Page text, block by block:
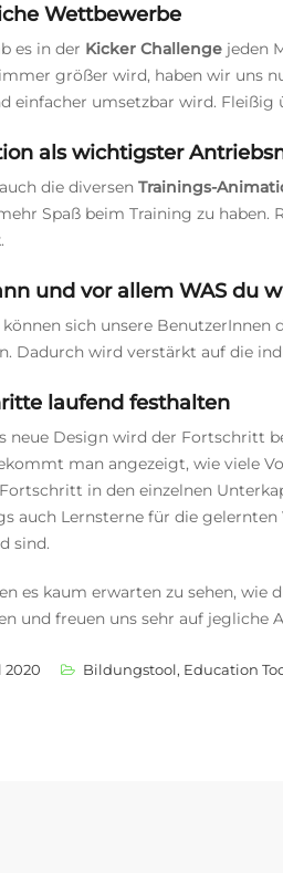
Wettbewerbe
es in der Kicker Challenge jeden
größer wird, haben wir uns
einfacher umsetzbar wird. Fleißig
als wichtigster
die diversen Trainings-
Spaß beim Training zu
und vor allem WAS du
sich unsere BenutzerInnen
Dadurch wird verstärkt auf die
laufend festhalten
neue Design wird der Fortschritt
man angezeigt, wie viele
in den einzelnen
auch Lernsterne für die
sind.
es kaum erwarten zu sehen, wie
und freuen uns sehr auf jegliche
2020 Bildungstool, Education